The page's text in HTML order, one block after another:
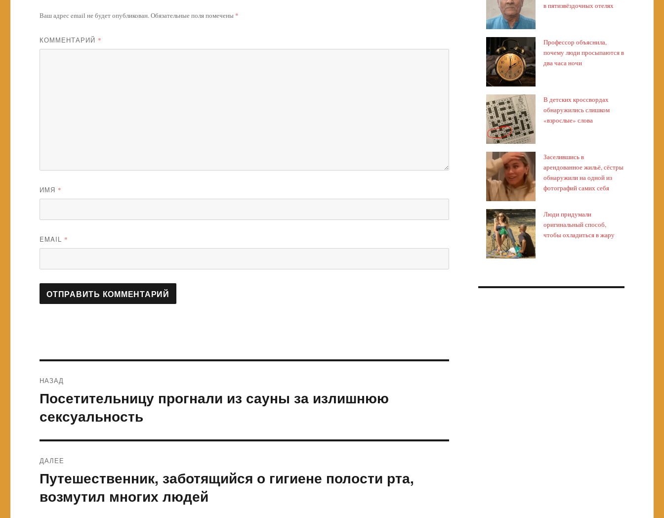
Ваш адрес email не будет опубликован.Обязательные поля помечены *
КОММЕНТАРИЙ *
ИМЯ *
EMAIL *
по
записям
НАЗАД
Предыдущая
Посетительницу прогнали из сауны за излишнюю
сексуальность
ДАЛЕЕ
Следующая
запись:
Путешественник, заботящийся о гигиене полости рта,
возмутил многих людей
в пятизвёздочных отелях
Профессор объяснила,
почему люди просыпаются в
два часа ночи
В детских кроссвордах
обнаружились слишком
«взрослые» слова
Заселившись в
арендованное жильё, сёстры
обнаружили на одной из
фотографий самих себя
Люди придумали
оригинальный способ,
чтобы охладиться в жару